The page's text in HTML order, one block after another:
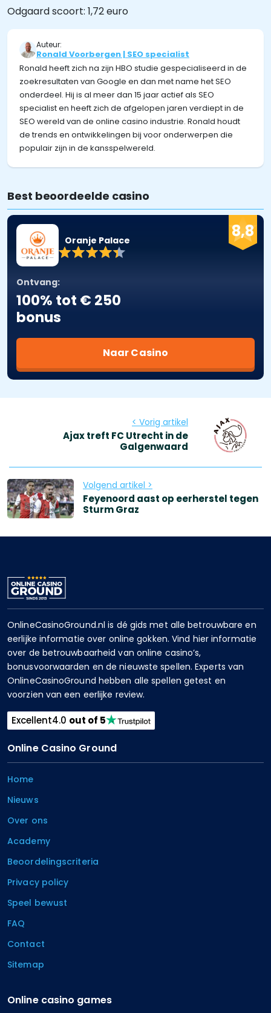
Odgaard scoort: 1,72 euro
Auteur:
Ronald Voorbergen | SEO specialist
Ronald heeft zich na zijn HBO studie gespecialiseerd in de
zoekresultaten van Google en dan met name het SEO
onderdeel. Hij is al meer dan 15 jaar actief als SEO
specialist en heeft zich de afgelopen jaren verdiept in de
SEO wereld van de online casino industrie. Ronald houdt
de trends en ontwikkelingen bij voor onderwerpen die
populair zijn in de kansspelwereld.
Best beoordeelde casino
8,8
Oranje Palace
Ontvang:
100% tot € 250
bonus
Naar Casino
< Vorig artikel
Ajax treft FC Utrecht in de
Galgenwaard
Volgend artikel >
Feyenoord aast op eerherstel tegen
Sturm Graz
OnlineCasinoGround.nl is dé gids met alle betrouwbare en
eerlijke informatie over online gokken. Vind hier informatie
over de betrouwbaarheid van online casino’s,
bonusvoorwaarden en de nieuwste spellen. Experts van
OnlineCasinoGround hebben alle spellen getest en
voorzien van een eerlijke review.
Excellent4.0 out of 5
Online Casino Ground
Home
Nieuws
Over ons
Academy
Beoordelingscriteria
Privacy policy
Speel bewust
FAQ
Contact
Sitemap
Online casino games